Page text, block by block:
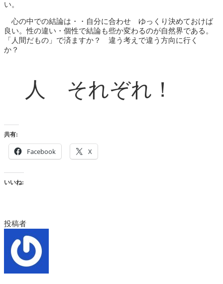
い。
心の中での結論は・・自分に合わせ ゆっくり決めておけば
良い。性の違い・個性で結論も些か変わるのが自然界である。
「人間だもの」で済ますか？ 違う考えで違う方向に行く
か？
人 それぞれ！
共有:
Facebook X
いいね:
投稿者